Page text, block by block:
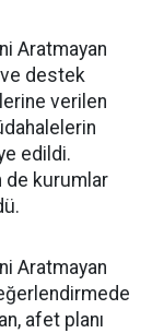
Aratmayan
destek
verilen
edildi.
de kurumlar
Aratmayan
afet planı